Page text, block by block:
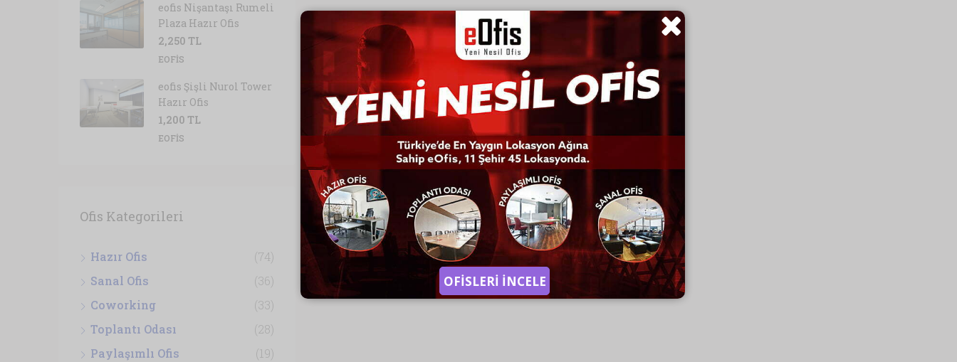
eofis Nişantaşı Rumeli
Plaza Hazır Ofis
2,250 TL
EOFIS
eofis Şişli Nurol Tower
Hazır Ofis
1,200 TL
EOFIS
Ofis Kategorileri
Hazır Ofis
(74)
Sanal Ofis
(36)
Coworking
(33)
Toplantı Odası
(28)
Paylaşımlı Ofis
(19)
OFİSLERİ İNCELE